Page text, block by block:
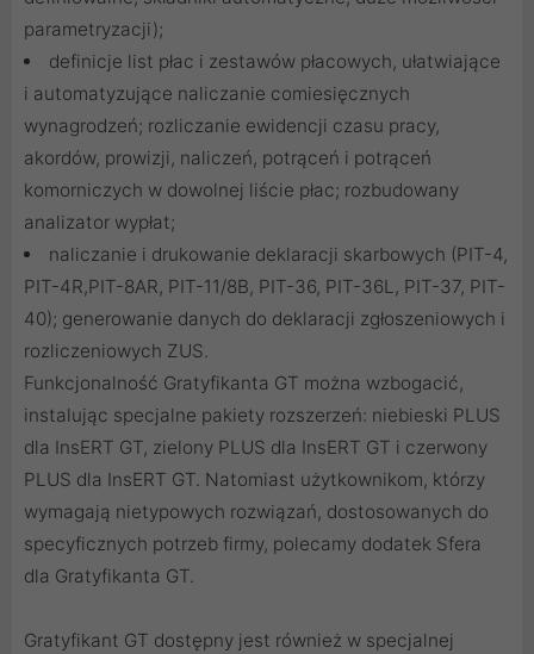
parametryzacji);
definicje list płac i zestawów płacowych, ułatwiające
i automatyzujące naliczanie comiesięcznych
wynagrodzeń; rozliczanie ewidencji czasu pracy,
akordów, prowizji, naliczeń, potrąceń i potrąceń
komorniczych w dowolnej liście płac; rozbudowany
analizator wypłat;
naliczanie i drukowanie deklaracji skarbowych (PIT-4,
PIT-4R,PIT-8AR, PIT-11/8B, PIT-36, PIT-36L, PIT-37, PIT-
40); generowanie danych do deklaracji zgłoszeniowych i
rozliczeniowych ZUS.
Funkcjonalność Gratyfikanta GT można wzbogacić,
instalując specjalne pakiety rozszerzeń: niebieski PLUS
dla InsERT GT, zielony PLUS dla InsERT GT i czerwony
PLUS dla InsERT GT. Natomiast użytkownikom, którzy
wymagają nietypowych rozwiązań, dostosowanych do
specyficznych potrzeb firmy, polecamy dodatek Sfera
dla Gratyfikanta GT.
Gratyfikant GT dostępny jest również w specjalnej